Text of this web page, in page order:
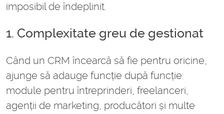
imposibil de îndeplinit.
1. Complexitate greu de gestionat
Când un CRM încearcă să fie pentru oricine,
ajunge să adauge funcție după funcție:
module pentru întreprinderi, freelanceri,
agenții de marketing, producători și multe